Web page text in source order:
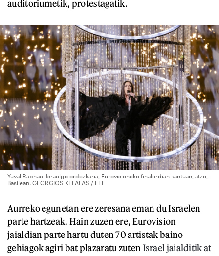
auditoriumetik, protestagatik.
Yuval Raphael Israelgo ordezkaria, Eurovisioneko finalerdian kantuan, atzo,
Basilean. GEORGIOS KEFALAS / EFE
Aurreko egunetan ere zeresana eman du Israelen
parte hartzeak. Hain zuzen ere, Eurovision
jaialdian parte hartu duten 70 artistak baino
gehiagok agiri bat plazaratu zuten Israel jaialditik at